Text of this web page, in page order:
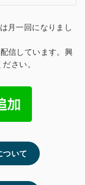
月一回になりまし
信しています。興
さい。
ついて